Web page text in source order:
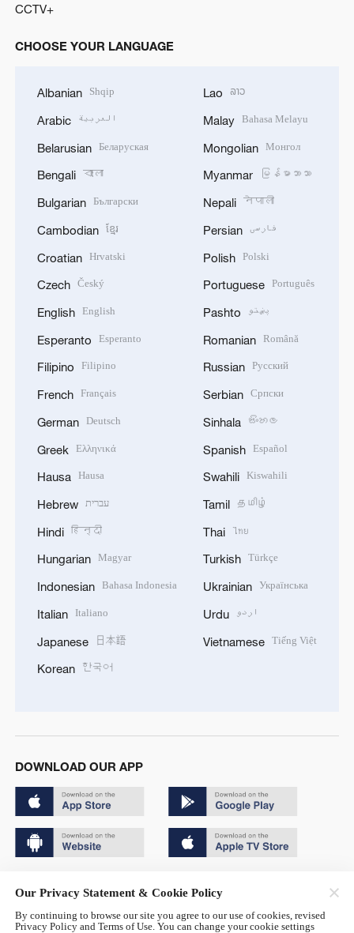
CCTV+
CHOOSE YOUR LANGUAGE
Albanian Shqip
Arabic العربية
Belarusian Беларуская
Bengali বাংলা
Bulgarian Български
Cambodian ខ្មែរ
Croatian Hrvatski
Czech Český
English English
Esperanto Esperanto
Filipino Filipino
French Français
German Deutsch
Greek Ελληνικά
Hausa Hausa
Hebrew עברית
Hindi हिन्दी
Hungarian Magyar
Indonesian Bahasa Indonesia
Italian Italiano
Japanese 日本語
Korean 한국어
Lao ລາວ
Malay Bahasa Melayu
Mongolian Монгол
Myanmar မြန်မာဘာသာ
Nepali नेपाली
Persian فارسی
Polish Polski
Portuguese Português
Pashto پښتو
Romanian Română
Russian Русский
Serbian Српски
Sinhala සිංහල
Spanish Español
Swahili Kiswahili
Tamil தமிழ்
Thai ไทย
Turkish Türkçe
Ukrainian Українська
Urdu اردو
Vietnamese Tiếng Việt
DOWNLOAD OUR APP
Our Privacy Statement & Cookie Policy
By continuing to browse our site you agree to our use of cookies, revised
Privacy Policy and Terms of Use. You can change your cookie settings